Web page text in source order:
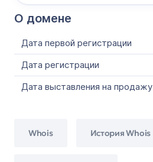
О домене
Дата первой регистрации
Дата регистрации
Дата выставления на продажу
Whois История Whois